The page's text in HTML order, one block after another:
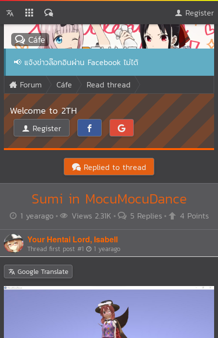
Register
Cáfe
📢 แจ้งข่าวล๊อกอินผ่าน Facebook ไม่ได้
Forum
Cáfe Read thread
Welcome to 2TH
Register
Replied to thread
Sumi in MocuMocuDance
1 yearago Views 2.31K 5 Replies 4 Points
Your Hentai Lord, Isabell
Thread first post #1 1 yearago
Google Translate